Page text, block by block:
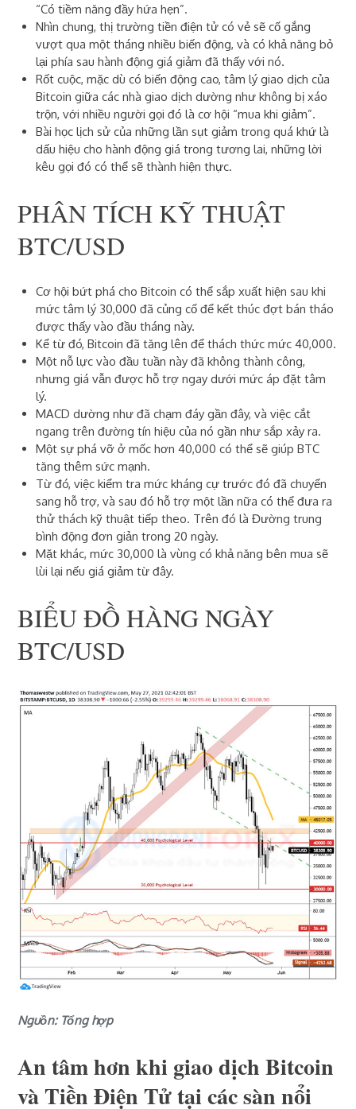
“Có tiềm năng đầy hứa hẹn”.
Nhìn chung, thị trường tiền điện tử có vẻ sẽ cố gắng
vượt qua một tháng nhiều biến động, và có khả năng bỏ
lại phía sau hành động giá giảm đã thấy với nó.
Rốt cuộc, mặc dù có biến động cao, tâm lý giao dịch của
Bitcoin giữa các nhà giao dịch dường như không bị xáo
trộn, với nhiều người gọi đó là cơ hội “mua khi giảm”.
Bài học lịch sử của những lần sụt giảm trong quá khứ là
dấu hiệu cho hành động giá trong tương lai, những lời
kêu gọi đó có thể sẽ thành hiện thực.
PHÂN TÍCH KỸ THUẬT
BTC/USD
Cơ hội bứt phá cho Bitcoin có thể sắp xuất hiện sau khi
mức tâm lý 30,000 đã củng cố để kết thúc đợt bán tháo
được thấy vào đầu tháng này.
Kể từ đó, Bitcoin đã tăng lên để thách thức mức 40,000.
Một nỗ lực vào đầu tuần này đã không thành công,
nhưng giá vẫn được hỗ trợ ngay dưới mức áp đặt tâm
lý.
MACD dường như đã chạm đáy gần đây, và việc cắt
ngang trên đường tín hiệu của nó gần như sắp xảy ra.
Một sự phá vỡ ở mốc hơn 40,000 có thể sẽ giúp BTC
tăng thêm sức mạnh.
Từ đó, việc kiểm tra mức kháng cự trước đó đã chuyển
sang hỗ trợ, và sau đó hỗ trợ một lần nữa có thể đưa ra
thử thách kỹ thuật tiếp theo. Trên đó là Đường trung
bình động đơn giản trong 20 ngày.
Mặt khác, mức 30,000 là vùng có khả năng bên mua sẽ
lùi lại nếu giá giảm từ đây.
BIỂU ĐỒ HÀNG NGÀY
BTC/USD
Nguồn: Tổng hợp
An tâm hơn khi giao dịch Bitcoin
và Tiền Điện Tử tại các sàn nổi